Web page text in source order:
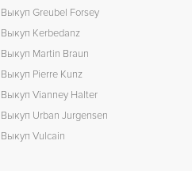
Выкуп Greubel Forsey
Выкуп Kerbedanz
Выкуп Martin Braun
Выкуп Pierre Kunz
Выкуп Vianney Halter
Выкуп Urban Jurgensen
Выкуп Vulcain